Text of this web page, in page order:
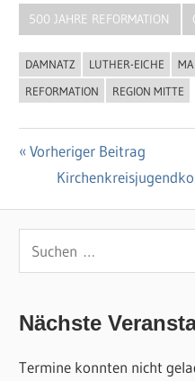
500 JAHRE REFORMATION
DAMNATZ LUTHER-EICHE
REFORMATION
REGION MITTE
Vorheriger
Beitrag:
Vorheriger Beitrag
Nächster
u
h
n
Nächste
Termine konnten nicht